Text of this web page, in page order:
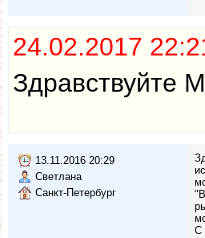
24.02.2017
Здравствуйте
13.11.2016 20:29
Светлана
Санкт-Петербург
С